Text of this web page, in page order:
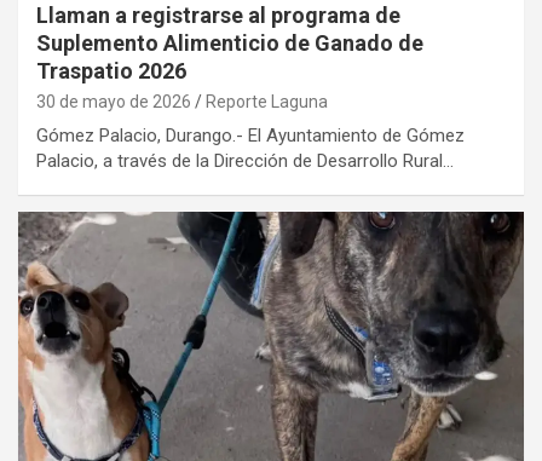
Llaman a registrarse al programa de
Suplemento Alimenticio de Ganado de
Traspatio 2026
30 de mayo de 2026 Reporte Laguna
Gómez Palacio, Durango.- El Ayuntamiento de Gómez
Palacio, a través de la Dirección de Desarrollo Rural…